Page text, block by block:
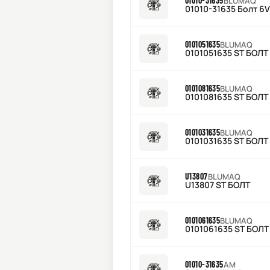
01010-31635 Болт
0101051635BLUMAQ
0101051635 ST БОЛТ
0101081635BLUMAQ
0101081635 ST БОЛТ
0101031635BLUMAQ
0101031635 ST БОЛТ
U13807BLUMAQ
U13807 ST БОЛТ
0101061635BLUMAQ
0101061635 ST БОЛТ
01010-31635AM